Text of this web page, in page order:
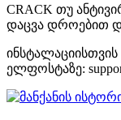
CRACK თუ
დაცვა დროებით
ელფოსტაზე: